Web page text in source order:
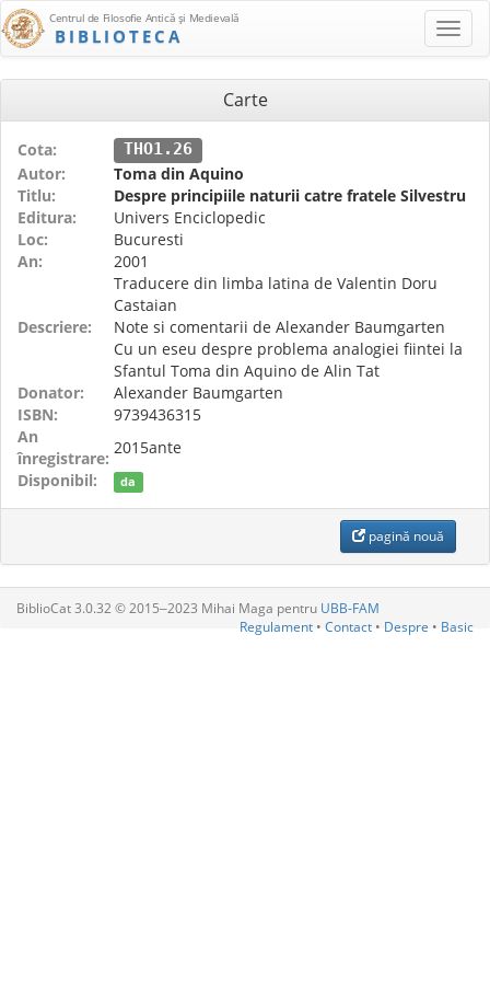
Centrul de Filosofie Antică şi Medievală
BIBLIOTECA
Carte
Cota: THO1.26
Autor:
Toma din Aquino
Titlu:
Despre principiile naturii catre fratele Silvestru
Editura:
Univers Enciclopedic
Loc:
Bucuresti
An:
2001
Descriere:
Traducere din limba latina de Valentin Doru
Castaian
Note si comentarii de Alexander Baumgarten
Cu un eseu despre problema analogiei fiintei la
Sfantul Toma din Aquino de Alin Tat
Donator:
Alexander Baumgarten
ISBN:
9739436315
An
înregistrare:
2015ante
Disponibil:
da
pagină nouă
BiblioCat 3.0.32 © 2015‒2023 Mihai Maga pentru UBB-FAM
Regulament • Contact • Despre • Basic